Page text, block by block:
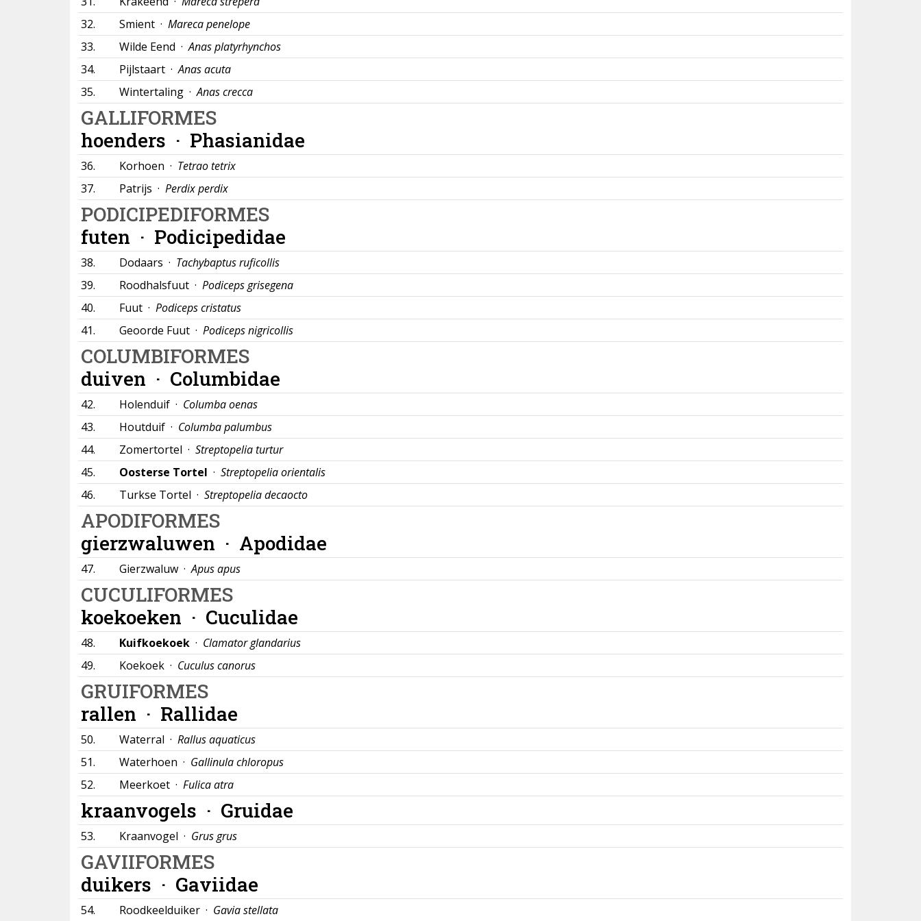
32.
Smient · Mareca penelope
33.
Wilde Eend ·Anas platyrhynchos
34.
Pijlstaart ·Anas acuta
35.
Wintertaling ·Anas crecca
GALLIFORMES
hoenders · Phasianidae
36. Korhoen · Tetrao tetrix
37.
Patrijs · Perdix perdix
PODICIPEDIFORMES
futen · Podicipedidae
38. Dodaars · Tachybaptus ruficollis
39.
Roodhalsfuut · Podiceps grisegena
40.
Fuut · Podiceps cristatus
41.
Geoorde Fuut · Podiceps nigricollis
COLUMBIFORMES
duiven · Columbidae
42. Holenduif · Columba oenas
43.
Houtduif · Columba palumbus
44.
Zomertortel · Streptopelia turtur
45.
Oosterse Tortel · Streptopelia orientalis
46.
Turkse Tortel · Streptopelia decaocto
APODIFORMES
gierzwaluwen · Apodidae
47. Gierzwaluw ·Apus apus
CUCULIFORMES
koekoeken · Cuculidae
48. Kuifkoekoek · Clamator glandarius
49.
Koekoek · Cuculus canorus
GRUIFORMES
rallen · Rallidae
50. Waterral · Rallus aquaticus
51.
Waterhoen · Gallinula chloropus
52.
Meerkoet · Fulica atra
kraanvogels · Gruidae
53. Kraanvogel · Grus grus
GAVIIFORMES
duikers · Gaviidae
54. Roodkeelduiker · Gavia stellata